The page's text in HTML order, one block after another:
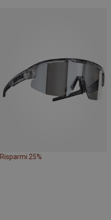
Risparmi 25%